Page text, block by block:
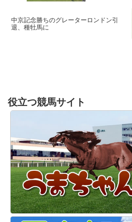
中京記念勝ちのグレーターロンドン引
退、種牡馬に
役立つ競馬サイト